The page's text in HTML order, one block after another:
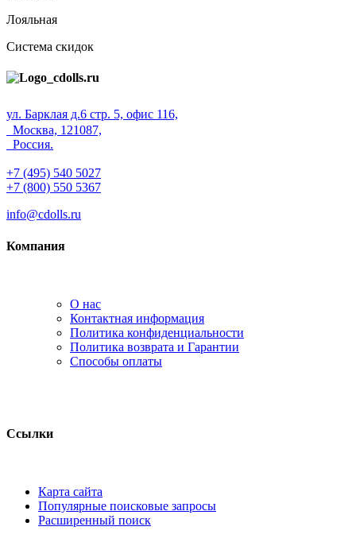
Лояльная
Система скидок
ул. Барклая д.6 стр. 5, офис 116,
Москва, 121087,
Россия.
+7 (495) 540 5027
+7 (800) 550 5367
info@cdolls.ru
Компания
О нас
Контактная информация
Политика конфиденциальности
Политика возврата и Гарантии
Способы оплаты
Ссылки
Карта сайта
Популярные поисковые запросы
Расширенный поиск